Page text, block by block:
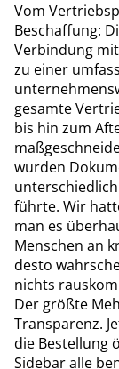
Vom
Beschaffung:
Verbindung mit
zu einer
gesamte
bis hin zum
wurden
führte. Wir
man es
Menschen an
desto
nichts
Der größte
Transparenz.
die Bestellung
Sidebar alle